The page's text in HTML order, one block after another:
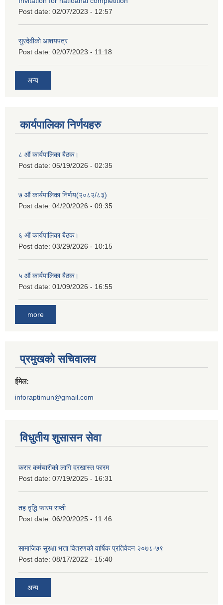
Post date: 02/07/2023 - 12:57
सुरदेवीको आशयपत्र
Post date: 02/07/2023 - 11:18
अन्य
कार्यपालिका निर्णयहरु
८ औं कार्यपालिका बैठक।
Post date: 05/19/2026 - 02:35
७ औं कार्यपालिका निर्णय(२०८२/८३)
Post date: 04/20/2026 - 09:35
६ औं कार्यपालिका बैठक।
Post date: 03/29/2026 - 10:15
५ औं कार्यपालिका बैठक।
Post date: 01/09/2026 - 16:55
more
प्रमुखको सचिवालय
ईमेल:
inforaptimun@gmail.com
विधुतीय शुसासन सेवा
करार कर्मचारीको लागि दरखास्त फारम
Post date: 07/19/2025 - 16:31
तह वृद्धि फारम राप्ती
Post date: 06/20/2025 - 11:46
सामाजिक सुरक्षा भत्ता वितरणको वार्षिक प्रतिवेदन २०७८-७९
Post date: 08/17/2022 - 15:40
अन्य